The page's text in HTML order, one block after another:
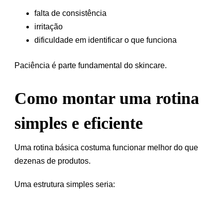
falta de consistência
irritação
dificuldade em identificar o que funciona
Paciência é parte fundamental do skincare.
Como montar uma rotina
simples e eficiente
Uma rotina básica costuma funcionar melhor do que
dezenas de produtos.
Uma estrutura simples seria: